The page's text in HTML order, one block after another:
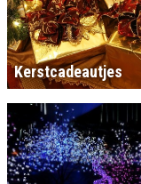
Kerstcadeautjes